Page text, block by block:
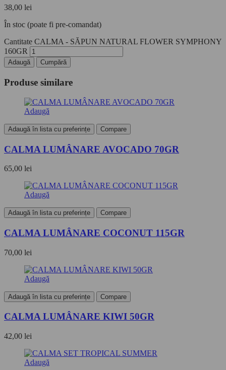
38,00 lei
În stoc (poate fi pre-comandat)
Cantitate CALMA - SĂPUN NATURAL FLOWER SYMPHONY
160GR
Adaugă Cumpără
Produse similare
Adaugă
Adaugă în lista cu preferințe Compare
CALMA LUMÂNARE AVOCADO 70GR
65,00 lei
Adaugă
Adaugă în lista cu preferințe Compare
CALMA LUMÂNARE COCONUT 115GR
70,00 lei
Adaugă
Adaugă în lista cu preferințe Compare
CALMA LUMÂNARE KIWI 50GR
42,00 lei
Adaugă